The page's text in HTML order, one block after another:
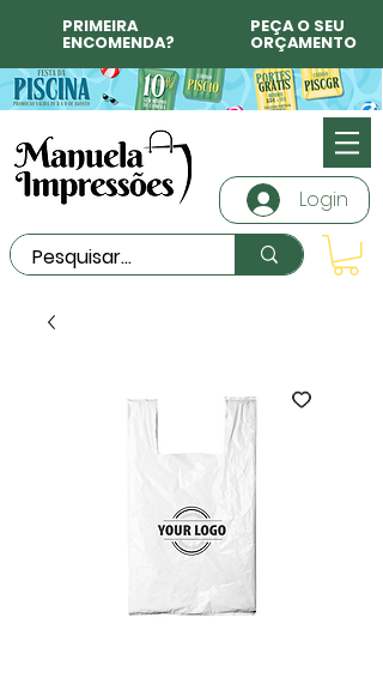
PRIMEIRA
ENCOMENDA?
PEÇA O SEU
ORÇAMENTO
Login